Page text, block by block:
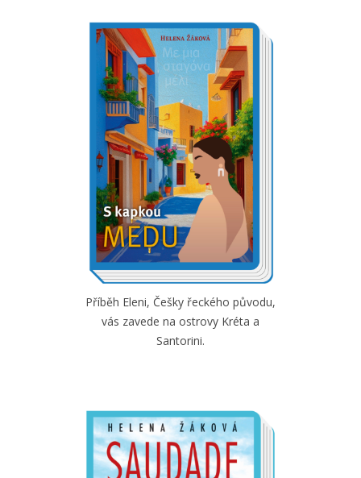
Příběh Eleni, Češky řeckého původu,
vás zavede na ostrovy Kréta a
Santorini.